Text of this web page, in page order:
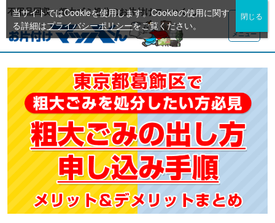
不用品回収・粗大ゴミ処分のお片付けマッハくん
メニュー
当サイトではCookieを使用します。Cookieの使用に関す
る詳細はプライバシーポリシーをご覧ください。